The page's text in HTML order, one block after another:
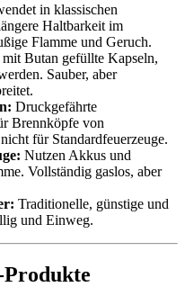
in klassischen
Haltbarkeit im
Flamme und Geruch.
Butan gefüllte Kapseln,
Sauber, aber
Druckgefährte
Brennköpfe von
für Standardfeuerzeuge.
Nutzen Akkus und
Vollständig gaslos, aber
Traditionelle, günstige und
und Einweg.